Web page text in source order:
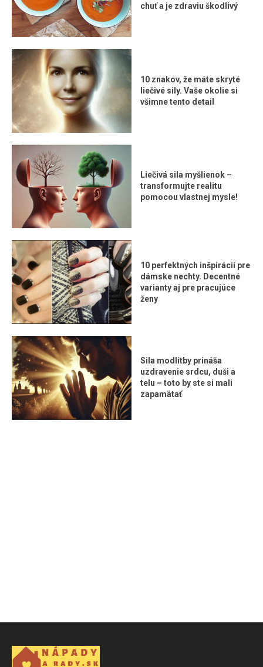
chuť a je zdraviu škodlivý
10 znakov, že máte skryté
liečivé sily. Vaše okolie si
všimne tento detail
Liečivá sila myšlienok –
transformujte realitu
pomocou vlastnej mysle!
10 perfektných inšpirácií pre
dámske nechty. Decentné
varianty aj pre pracujúce
ženy
Sila modlitby prináša
uzdravenie srdcu, duši a
telu – toto by ste si mali
zapamätať